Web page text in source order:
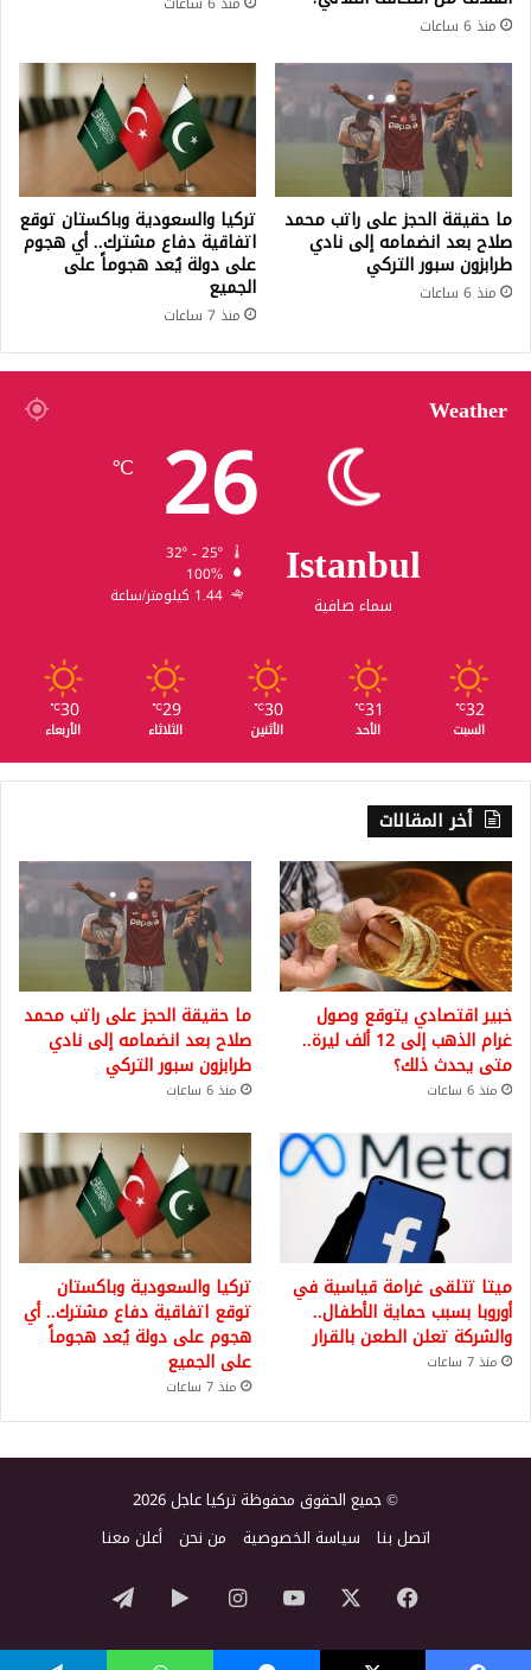
منذ 6 ساعات
ما حقيقة الحجز على راتب محمد
صلاح بعد انضمامه إلى نادي
طرابزون سبور التركي
منذ 6 ساعات
تركيا والسعودية وباكستان توقع
اتفاقية دفاع مشترك.. أي هجوم
على دولة يُعد هجوماً على
الجميع
منذ 7 ساعات
Weather
Istanbul
سماء صافية
26
℃
100%
1.44 كيلومتر/ساعة
32
℃
السبت
31
℃
الأحد
30
℃
الأثنين
29
℃
الثلاثاء
30
℃
الأربعاء
أخر المقالات
خبير اقتصادي يتوقع وصول
غرام الذهب إلى 12 ألف ليرة..
متى يحدث ذلك؟
منذ 6 ساعات
ما حقيقة الحجز على راتب محمد
صلاح بعد انضمامه إلى نادي
طرابزون سبور التركي
منذ 6 ساعات
ميتا تتلقى غرامة قياسية في
أوروبا بسبب حماية الأطفال..
والشركة تعلن الطعن بالقرار
منذ 7 ساعات
تركيا والسعودية وباكستان
توقع اتفاقية دفاع مشترك.. أي
هجوم على دولة يُعد هجوماً
على الجميع
منذ 7 ساعات
© جميع الحقوق محفوظة تركيا عاجل 2026
اتصل بنا سياسة الخصوصية من نحن أعلن معنا
فيسبوك ‫YouTubeانستقرام‏Google
Play
تيلقرام